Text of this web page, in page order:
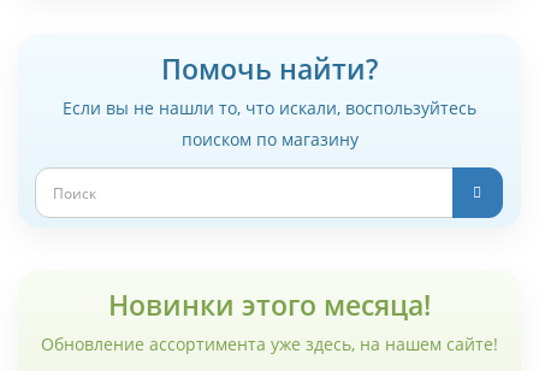
Помочь найти?
Если вы не нашли то, что искали, воспользуйтесь
поиском по магазину
Новинки этого месяца!
Обновление ассортимента уже здесь, на нашем сайте!